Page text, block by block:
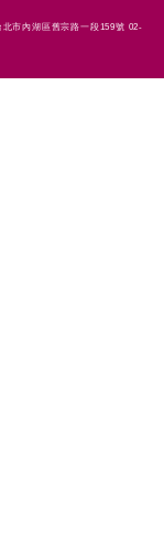
市內湖區舊宗路一段159號 02-